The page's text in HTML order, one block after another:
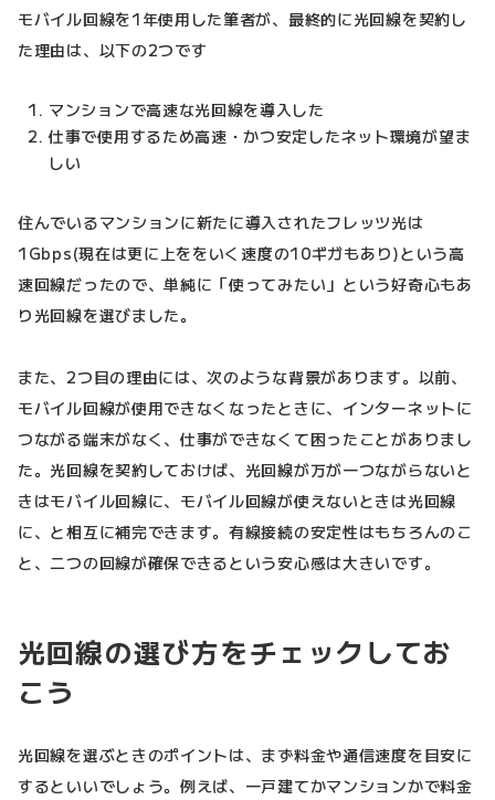
モバイル回線を1年使用した筆者が、最終的に光回線を契約し
た理由は、以下の2つです
マンションで高速な光回線を導入した
仕事で使用するため高速・かつ安定したネット環境が望ま
しい
住んでいるマンションに新たに導入されたフレッツ光は
1Gbps(現在は更に上ををいく速度の10ギガもあり)という高
速回線だったので、単純に「使ってみたい」という好奇心もあ
り光回線を選びました。
また、2つ目の理由には、次のような背景があります。以前、
モバイル回線が使用できなくなったときに、インターネットに
つながる端末がなく、仕事ができなくて困ったことがありまし
た。光回線を契約しておけば、光回線が万が一つながらないと
きはモバイル回線に、モバイル回線が使えないときは光回線
に、と相互に補完できます。有線接続の安定性はもちろんのこ
と、二つの回線が確保できるという安心感は大きいです。
光回線の選び方をチェックしてお
こう
光回線を選ぶときのポイントは、まず料金や通信速度を目安に
するといいでしょう。例えば、一戸建てかマンションかで料金